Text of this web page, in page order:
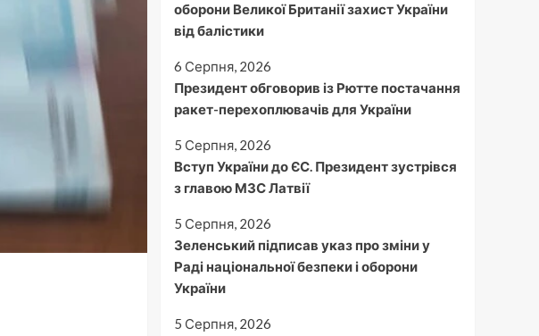
оборони Великої Британії захист України
від балістики
6 Серпня, 2026
Президент обговорив із Рютте постачання
ракет-перехоплювачів для України
5 Серпня, 2026
Вступ України до ЄС. Президент зустрівся
з главою МЗС Латвії
5 Серпня, 2026
Зеленський підписав указ про зміни у
Раді національної безпеки і оборони
України
5 Серпня, 2026